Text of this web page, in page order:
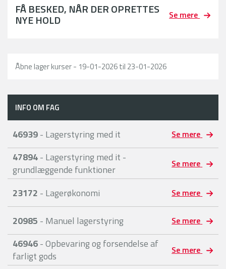
FÅ BESKED, NÅR DER OPRETTES
NYE HOLD Se mere
Åbne lager kurser - 19-01-2026 til 23-01-2026
INFO OM FAG
46939- Lagerstyring med it Se mere
47894- Lagerstyring med it -
grundlæggende funktioner
Se mere
23172 - Lagerøkonomi Se mere
20985 - Manuel lagerstyring Se mere
46946- Opbevaring og forsendelse af
farligt gods
Se mere